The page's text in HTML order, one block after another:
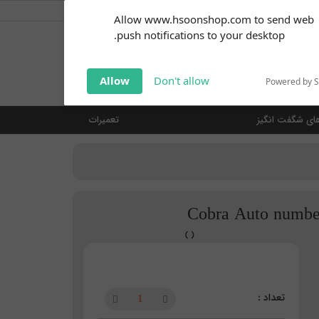
Allow www.hsoonshop.com to send web
push notifications to your desktop.
Powered by
Don't allow
Allow
notifications!
Click the bell icon to enable
شگفت انگیز تعمیرات